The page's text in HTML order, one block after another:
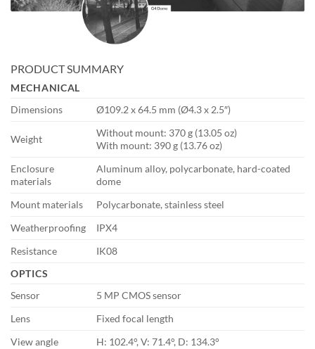
PRODUCT SUMMARY
MECHANICAL
Dimensions
Ø109.2 x 64.5 mm (Ø4.3 x 2.5″)
Weight
Without mount: 370 g (13.05 oz)
With mount: 390 g (13.76 oz)
Enclosure
materials
Aluminum alloy, polycarbonate, hard-coated
dome
Mount materials
Polycarbonate, stainless steel
Weatherproofing
IPX4
Resistance
IK08
OPTICS
Sensor
5 MP CMOS sensor
Lens
Fixed focal length
View angle
H: 102.4°, V: 71.4°, D: 134.3°